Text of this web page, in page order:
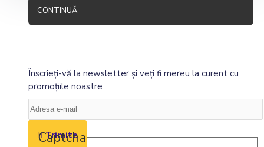
CONTINUĂ
Înscrieţi-vă la newsletter şi veţi fi mereu la curent cu
promoţiile noastre
Trimite
Captcha